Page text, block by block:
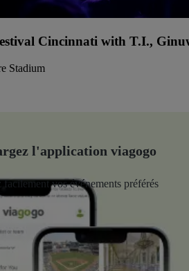
Cincinnati with T.I.,
Stadium
l'application viagogo
vos événements préférés